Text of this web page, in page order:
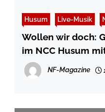
Husum Live-Musik
Wollen wir doch:
im NCC Husum
Was ihr wollt!
NF-Magazine